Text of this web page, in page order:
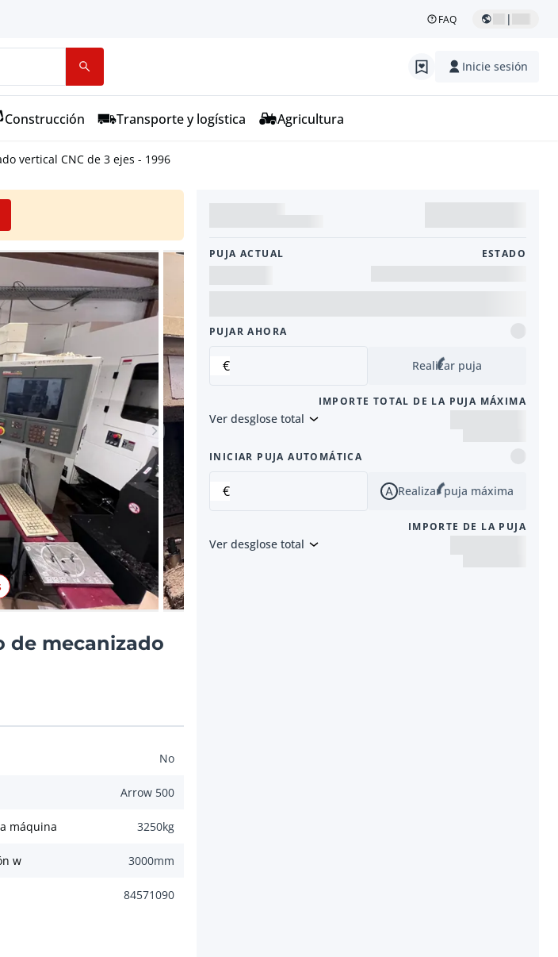
FAQ |
Inicie sesión
Construcción Transporte y logística Agricultura
vertical CNC de 3 ejes - 1996
Artículo siguiente
de mecanizado
PUJA ACTUAL ESTADO
PUJAR AHORA
€ Realizar puja
IMPORTE TOTAL DE LA PUJA MÁXIMA
Ver desglose total
INICIAR PUJA AUTOMÁTICA
€ Realizar puja máxima
IMPORTE DE LA PUJA
Ver desglose total
No
Arrow 500
máquina 3250kg
w 3000mm
84571090